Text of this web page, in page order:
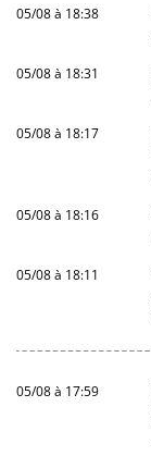
05/08 à 18:38
05/08 à 18:31
05/08 à 18:17
05/08 à 18:16
05/08 à 18:11
05/08 à 17:59